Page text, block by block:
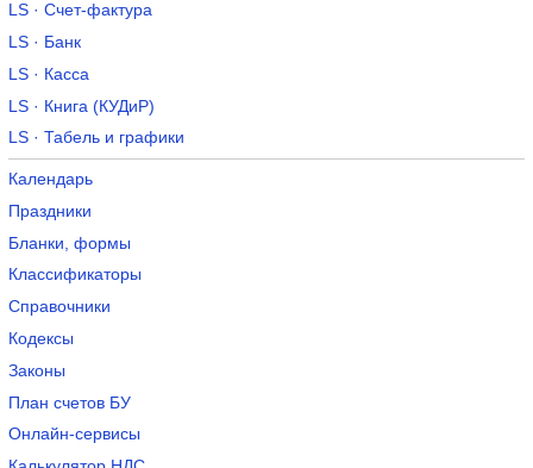
LS · Счет-фактура
LS · Банк
LS · Касса
LS · Книга (КУДиР)
LS · Табель и графики
Календарь
Праздники
Бланки, формы
Классификаторы
Справочники
Кодексы
Законы
План счетов БУ
Онлайн-сервисы